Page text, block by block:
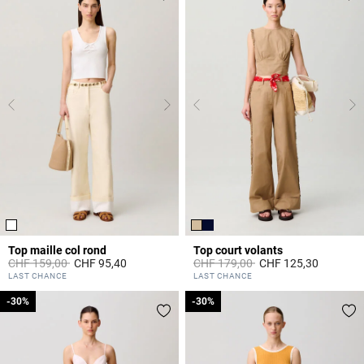
Top maille col rond
Prix réduit à partir de
CHF 159,00àCHF 95,40
5 out of 5 Customer Rating
LAST CHANCE
Top court volants
Prix réduit à partir de
CHF 179,00àCHF 125,30
3.3 out of 5 Customer Rating
LAST CHANCE
-30%
-30% -30%
-30%